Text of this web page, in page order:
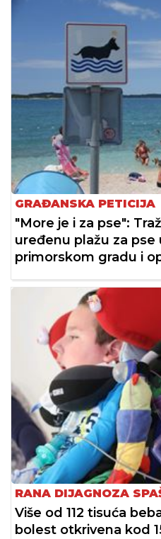
GRAĐANSKA PETICIJA
"More je i za pse":
uređenu plažu za pse
primorskom gradu i
RANA DIJAGNOZA
Više od 112 tisuća
bolest otkrivena kod